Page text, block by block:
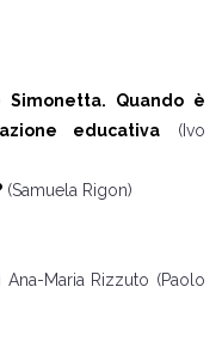
Quando è
educativa (Ivo
(Samuela Rigon)
Ana-Maria Rizzuto (Paolo